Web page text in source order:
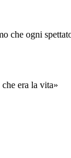
ogni
era la vita»